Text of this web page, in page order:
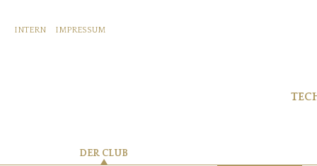
INTERN IMPRESSUM
DER CLUB